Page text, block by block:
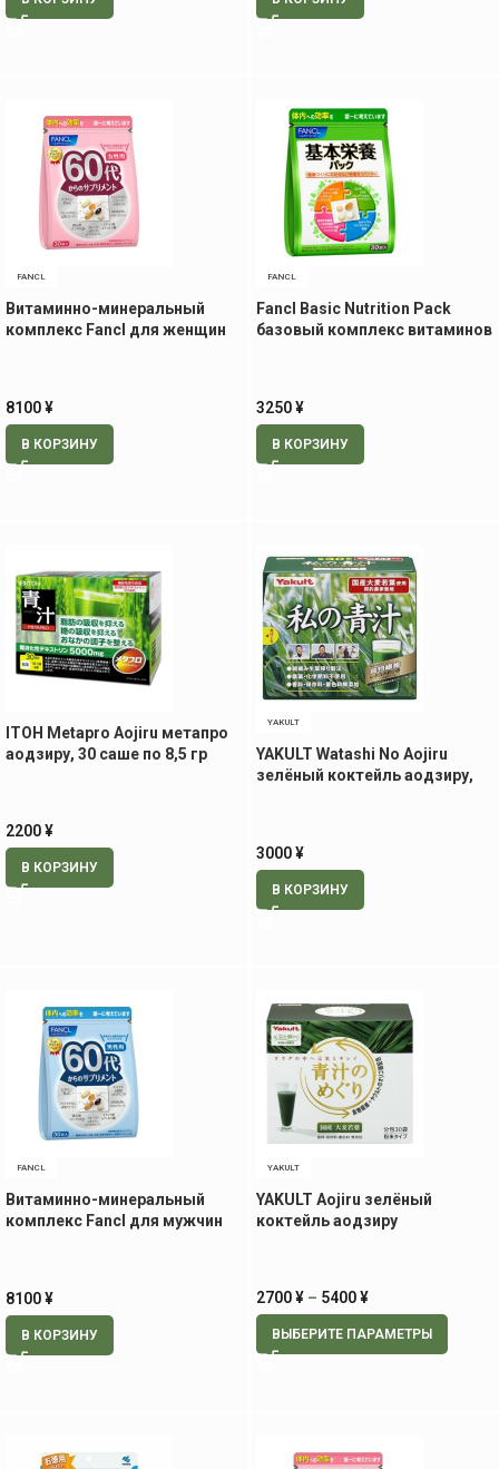
FANCL
Витаминно-минеральный
комплекс Fancl для женщин
8100¥
В КОРЗИНУ
FANCL
Fancl Basic Nutrition Pack
базовый комплекс витаминов
3250¥
В КОРЗИНУ
ITOH Metapro Aojiru метапро
аодзиру, 30 саше по 8,5 гр
2200¥
В КОРЗИНУ
YAKULT
YAKULT Watashi No Aojiru
зелёный коктейль аодзиру,
3000¥
В КОРЗИНУ
FANCL
Витаминно-минеральный
комплекс Fancl для мужчин
8100¥
В КОРЗИНУ
YAKULT
YAKULT Aojiru зелёный
коктейль аодзиру
2700¥ – 5400¥
ВЫБЕРИТЕ ПАРАМЕТРЫ